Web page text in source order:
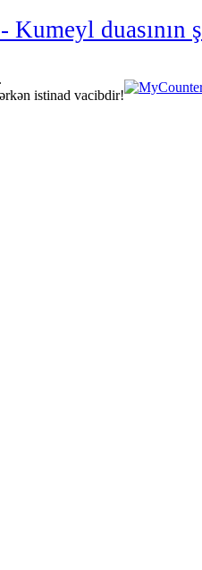
duasının
istinad vacibdir!